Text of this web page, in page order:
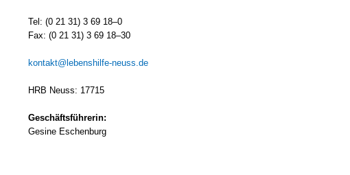
Tel: (0 21 31) 3 69 18–0
Fax: (0 21 31) 3 69 18–30
kontakt@lebenshilfe-neuss.de
HRB Neuss: 17715
Geschäfts­füh­re­rin:
Gesi­ne Eschen­burg